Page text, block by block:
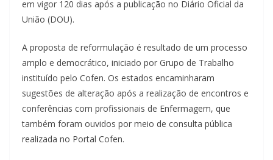
em vigor 120 dias após a publicação no Diário Oficial da
União (DOU).
A proposta de reformulação é resultado de um processo
amplo e democrático, iniciado por Grupo de Trabalho
instituído pelo Cofen. Os estados encaminharam
sugestões de alteração após a realização de encontros e
conferências com profissionais de Enfermagem, que
também foram ouvidos por meio de consulta pública
realizada no Portal Cofen.